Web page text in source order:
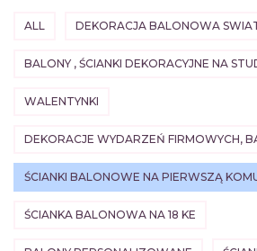
ALL DEKORACJA BALONOWA
BALONY , ŚCIANKI DEKORACYJNE NA
WALENTYNKI
DEKORACJE WYDARZEŃ FIRMOWYCH,
ŚCIANKI BALONOWE NA PIERWSZĄ
ŚCIANKA BALONOWA NA 18 KE